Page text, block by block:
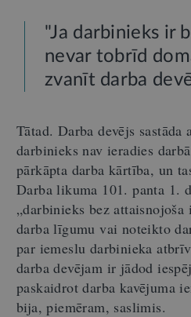
"Ja darbinieks ir
nevar tobrīd
zvanīt darba
Tātad. Darba devējs sastāda
darbinieks nav ieradies
pārkāpta darba kārtība, un
Darba likuma 101. panta 1.
„darbinieks bez
darba līgumu vai noteikto
par iemeslu darbinieka
darba devējam ir jādod
paskaidrot darba kavējuma
bija, piemēram, saslimis.